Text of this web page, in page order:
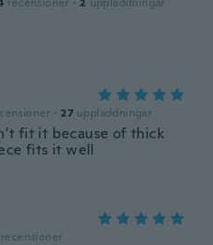
· 27 uppladdningar
fit it because of thick
fits it well
recensioner